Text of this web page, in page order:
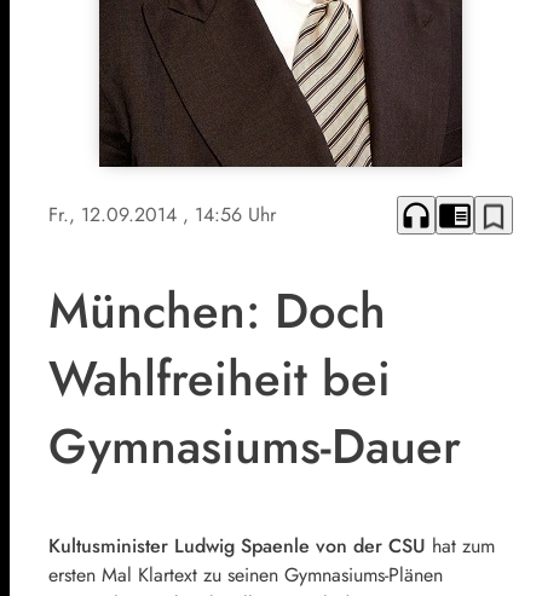
Fr., 12.09.2014 , 14:56 Uhr headphones chrome_reader_mode bookmark_border
München: Doch
Wahlfreiheit bei
Gymnasiums-Dauer
Kultusminister Ludwig Spaenle von der CSU hat zum
ersten Mal Klartext zu seinen Gymnasiums-Plänen